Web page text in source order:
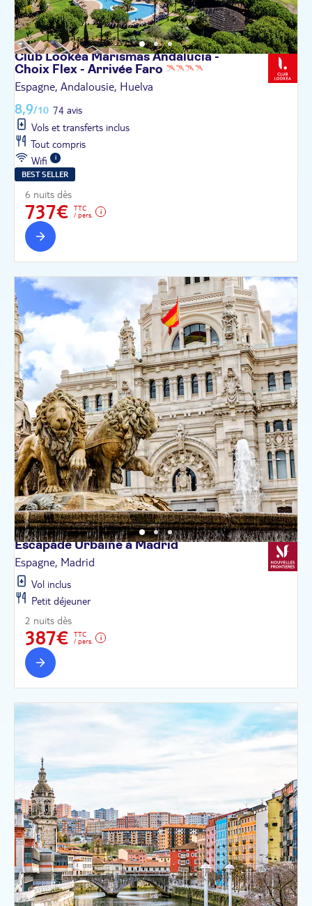
Club Lookéa Marismas Andalucia -
Choix Flex - Arrivée Faro
Espagne, Andalousie, Huelva
8,9/10 74 avis
Vols et transferts inclus
Tout compris
Wifi
BEST SELLER
6 nuits dès
737€
TTC
/ pers.
Escapade Urbaine àMadrid
Espagne, Madrid
Vol inclus
Petit déjeuner
2 nuits dès
387€
TTC
/ pers.